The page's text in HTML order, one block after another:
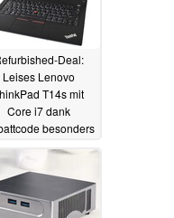
Deal:
Leises Lenovo
T14s mit
Core i7 dank
besonders
19.06.2025